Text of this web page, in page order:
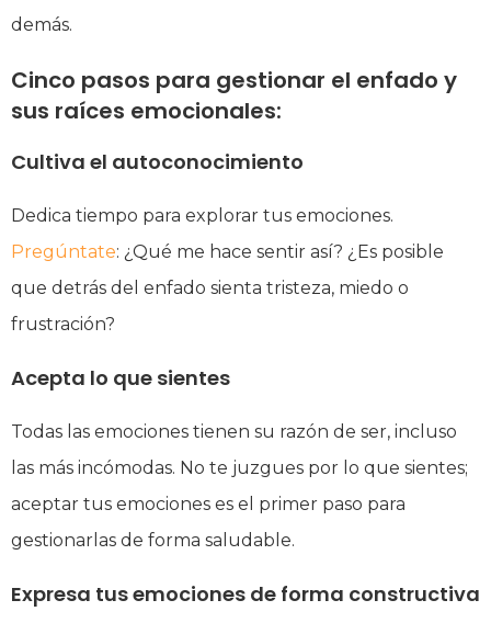
demás.
Cinco pasos para gestionar el enfado y
sus raíces emocionales:
Cultiva el autoconocimiento
Dedica tiempo para explorar tus emociones.
Pregúntate: ¿Qué me hace sentir así? ¿Es posible
que detrás del enfado sienta tristeza, miedo o
frustración?
Acepta lo que sientes
Todas las emociones tienen su razón de ser, incluso
las más incómodas. No te juzgues por lo que sientes;
aceptar tus emociones es el primer paso para
gestionarlas de forma saludable.
Expresa tus emociones de forma constructiva